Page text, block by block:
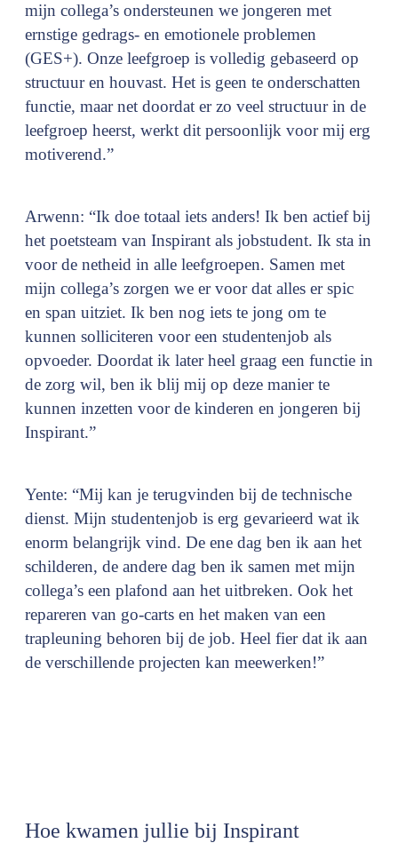
mijn collega’s ondersteunen we jongeren met
ernstige gedrags- en emotionele problemen
(GES+). Onze leefgroep is volledig gebaseerd op
structuur en houvast. Het is geen te onderschatten
functie, maar net doordat er zo veel structuur in de
leefgroep heerst, werkt dit persoonlijk voor mij erg
motiverend.”
Arwenn: “Ik doe totaal iets anders! Ik ben actief bij
het poetsteam van Inspirant als jobstudent. Ik sta in
voor de netheid in alle leefgroepen. Samen met
mijn collega’s zorgen we er voor dat alles er spic
en span uitziet. Ik ben nog iets te jong om te
kunnen solliciteren voor een studentenjob als
opvoeder. Doordat ik later heel graag een functie in
de zorg wil, ben ik blij mij op deze manier te
kunnen inzetten voor de kinderen en jongeren bij
Inspirant.”
Yente: “Mij kan je terugvinden bij de technische
dienst. Mijn studentenjob is erg gevarieerd wat ik
enorm belangrijk vind. De ene dag ben ik aan het
schilderen, de andere dag ben ik samen met mijn
collega’s een plafond aan het uitbreken. Ook het
repareren van go-carts en het maken van een
trapleuning behoren bij de job. Heel fier dat ik aan
de verschillende projecten kan meewerken!”
Hoe kwamen jullie bij Inspirant